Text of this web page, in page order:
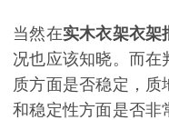
当然在实木衣架衣架
况也应该知晓。而
质方面是否稳定，
和稳定性方面是否非